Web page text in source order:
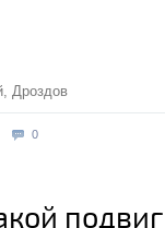
, Дроздов
0